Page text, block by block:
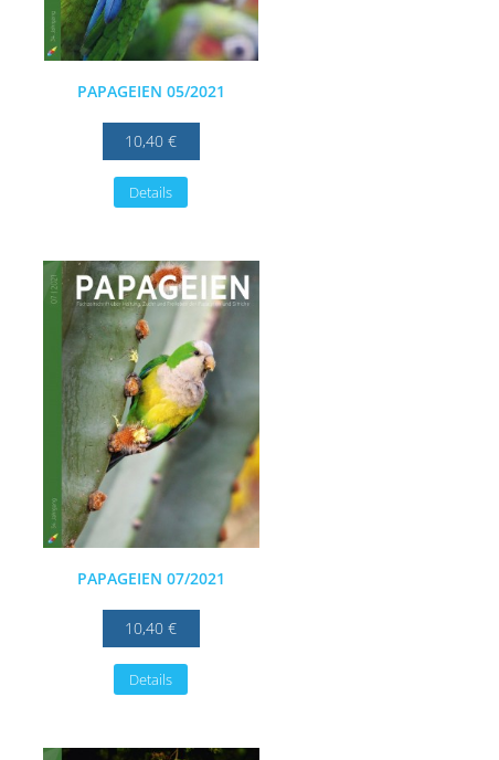
PAPAGEIEN 05/2021
10,40 €
Details
PAPAGEIEN 07/2021
10,40 €
Details